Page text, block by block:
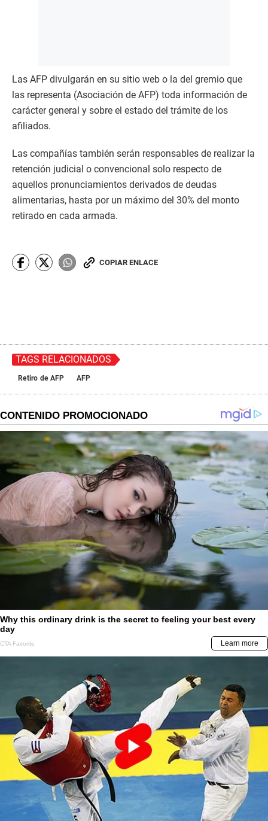
Las AFP divulgarán en su sitio web o la del gremio que
las representa (Asociación de AFP) toda información de
carácter general y sobre el estado del trámite de los
afiliados.
Las compañías también serán responsables de realizar la
retención judicial o convencional solo respecto de
aquellos pronunciamientos derivados de deudas
alimentarias, hasta por un máximo del 30% del monto
retirado en cada armada.
COPIAR ENLACE
TAGS RELACIONADOS
Retiro de AFP AFP